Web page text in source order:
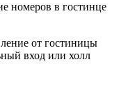
номеров в гостинце
от гостиницы
вход или холл